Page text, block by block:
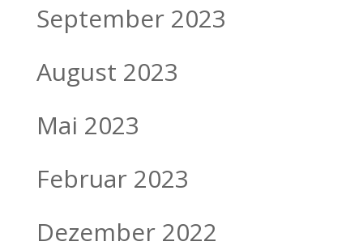
September 2023
August 2023
Mai 2023
Februar 2023
Dezember 2022